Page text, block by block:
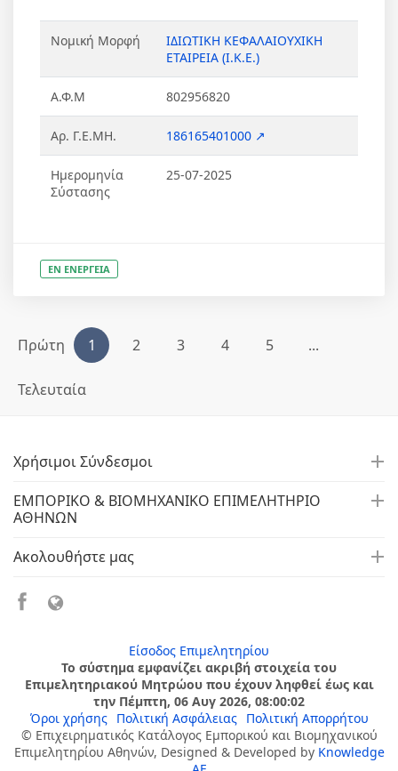
Νομική Μορφή
ΙΔΙΩΤΙΚΗ ΚΕΦΑΛΑΙΟΥΧΙΚΗ
ΕΤΑΙΡΕΙΑ (Ι.Κ.Ε.)
Α.Φ.Μ 802956820
Αρ. Γ.Ε.ΜΗ. 186165401000 ↗
Ημερομηνία
Σύστασης
25-07-2025
ΕΝ ΕΝΕΡΓΕΙΑ
Πρώτη 1 2 3 4 5 ...
Τελευταία
Χρήσιμοι Σύνδεσμοι
ΕΜΠΟΡΙΚΟ & ΒΙΟΜΗΧΑΝΙΚΟ ΕΠΙΜΕΛΗΤΗΡΙΟ
ΑΘΗΝΩΝ
Ακολουθήστε μας
Είσοδος Επιμελητηρίου
Το σύστημα εμφανίζει ακριβή στοιχεία του
Επιμελητηριακού Μητρώου που έχουν ληφθεί έως και
την Πέμπτη, 06 Αυγ 2026, 08:00:02
Όροι χρήσης
Πολιτική Ασφάλειας
Πολιτική Απορρήτου
© Επιχειρηματικός Κατάλογος Εμπορικού και Βιομηχανικού
Επιμελητηρίου Αθηνών, Designed & Developed by Knowledge